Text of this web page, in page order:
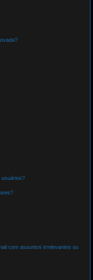
usuários?
com assuntos irrelevantes ou